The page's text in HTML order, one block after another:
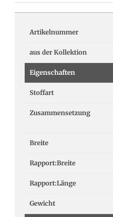
Artikelnummer
aus der Kollektion
Eigenschaften
Stoffart
Zusammensetzung
Breite
Rapport:Breite
Rapport:Länge
Gewicht